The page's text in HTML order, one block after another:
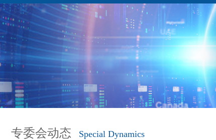
专委会动态 Special Dynamics